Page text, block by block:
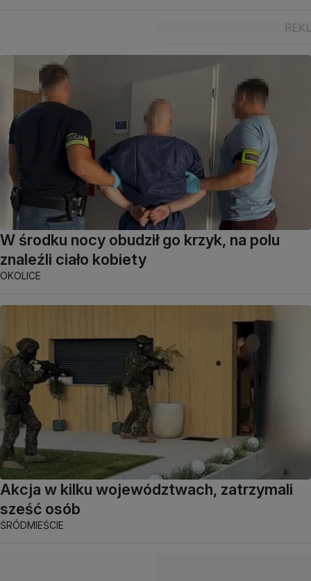
W środku nocy obudził go krzyk, na polu
znaleźli ciało kobiety
OKOLICE
Akcja w kilku województwach, zatrzymali
sześć osób
ŚRÓDMIEŚCIE